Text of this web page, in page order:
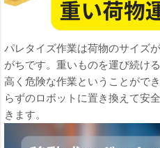
パレタイズ作業は荷物のサイズ
がちです。重いものを運び続け
高く危険な作業ということがで
らずのロボットに置き換えて安
きます。